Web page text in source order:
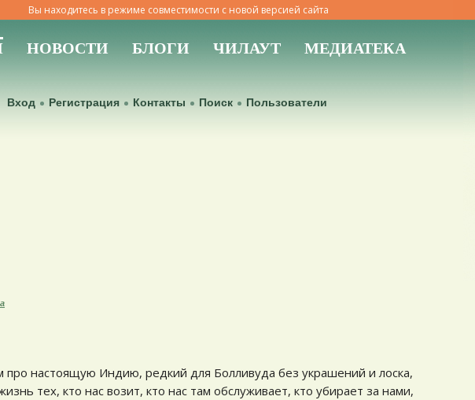
Вы находитесь в режиме совместимости с новой версией сайта
НОВОСТИ БЛОГИ ЧИЛАУТ МЕДИАТЕКА
Вход Регистрация Контакты Поиск Пользователи
настоящую Индию, редкий для Болливуда без украшений и лоска,
тех, кто нас возит, кто нас там обслуживает, кто убирает за нами,